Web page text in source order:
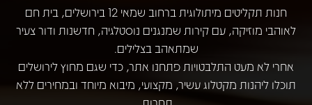
חנות תקליטים מיתולוגית ברחוב שמאי 12 בירושלים, בית חם
לאוהבי מוזיקה, עם קירות שמנגנים נוסטלגיה, חדשנות ודור צעיר
שמתאהב בצלילים.
אחרי לא מעט התלבטויות פתחנו אתר, כדי שגם מחוץ לירושלים
תוכלו ליהנות מקטלוג עשיר, מקצועי, מיבוא מיוחד ובמחירים ללא